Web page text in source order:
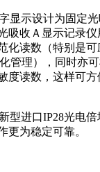
显示设计为固定光
吸收Ａ显示记录
化读数（特别是
管理），同时亦
度读数，这样可
型进口IP28光电倍
更为稳定可靠。